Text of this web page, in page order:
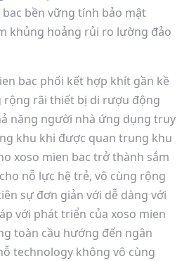
bền vững tính bảo mật
khủng hoảng rủi ro lường đảo
bac phối kết hợp khít gần kề
rộng rãi thiết bị di rượu động
năng người nhà ứng dụng truy
khu khi được quan trung khu
xoso mien bac trở thành sắm
nỗ lực hệ trẻ, vô cùng rộng
sự đơn giản với dễ dàng với
với phát triển của xoso mien
toàn cầu hướng đến ngân
technology không vô cùng